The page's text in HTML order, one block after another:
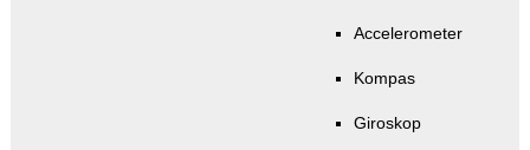
Accelerometer
Kompas
Giroskop